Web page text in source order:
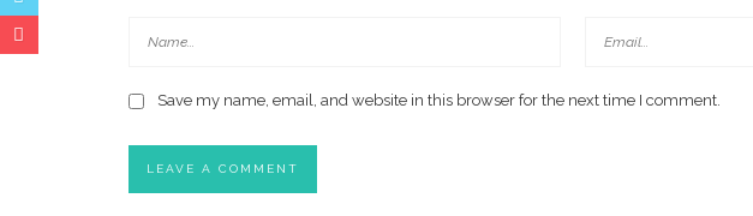
Save my name, email, and website in this browser for the next time I comment.